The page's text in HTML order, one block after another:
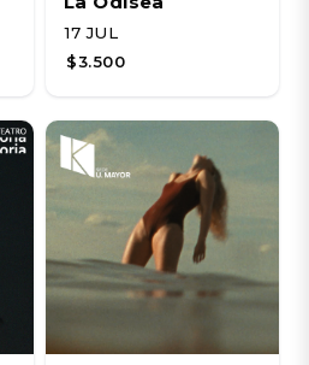
17 JUL
$3.500